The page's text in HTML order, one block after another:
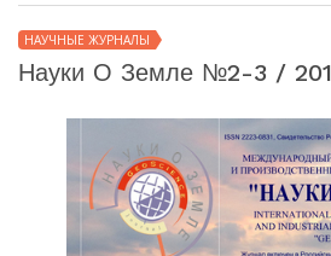
НАУЧНЫЕ ЖУРНАЛЫ
Науки О Земле №2-3 /